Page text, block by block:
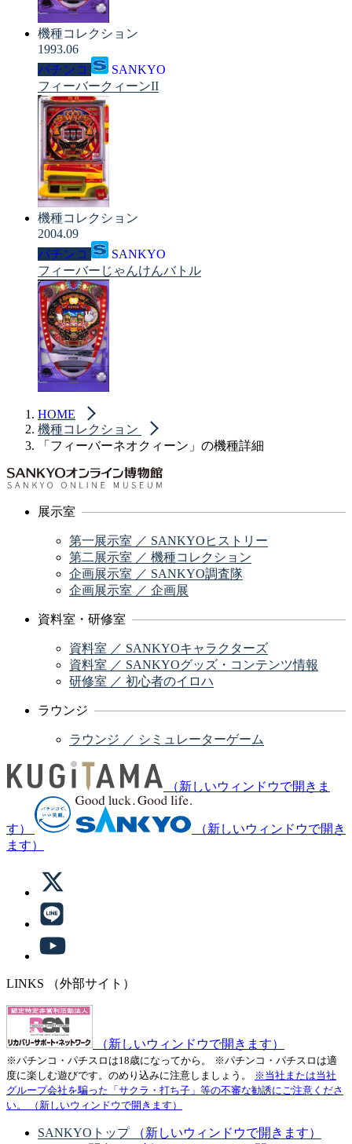
機種コレクション
1993.06
パチンコ
SANKYO
フィーバークィーンII
機種コレクション
2004.09
パチンコ
SANKYO
フィーバーじゃんけんバトル
HOME
機種コレクション
「フィーバーネオクィーン」の機種詳細
展示室
第一展示室 ／ SANKYOヒストリー
第二展示室 ／ 機種コレクション
企画展示室 ／ SANKYO調査隊
企画展示室 ／ 企画展
資料室・研修室
資料室 ／ SANKYOキャラクターズ
資料室 ／ SANKYOグッズ・コンテンツ情報
研修室 ／ 初心者のイロハ
ラウンジ
ラウンジ ／ シミュレーターゲーム
（新しいウィンドウで開きま
す）
（新しいウィンドウで開き
ます）
LINKS （外部サイト）
（新しいウィンドウで開きます）
※パチンコ・パチスロは18歳になってから。
※パチンコ・パチスロは適
度に楽しむ遊びです。のめり込みに注意しましょう。
※当社または当社
グループ会社を騙った「サクラ・打ち子」等の不審な勧誘にご注意くださ
い。
（新しいウィンドウで開きます）
SANKYOトップ
（新しいウィンドウで開きます）